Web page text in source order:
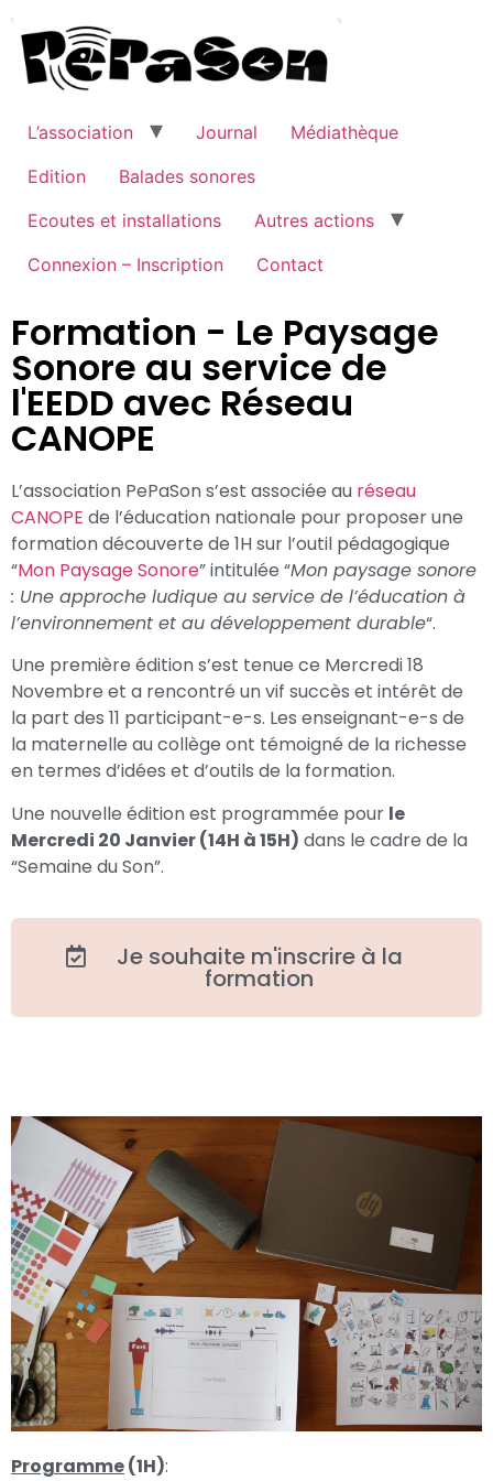
L’association Journal
Médiathèque
Edition
Balades sonores
Ecoutes et installations
Autres actions
Connexion – Inscription
Contact
Formation - Le Paysage
Sonore au service de
l'EEDD avec Réseau
CANOPE
L’association PePaSon s’est associée au réseau
CANOPE de l’éducation nationale pour proposer une
formation découverte de 1H sur l’outil pédagogique
“Mon Paysage Sonore” intitulée “Mon paysage sonore
: Une approche ludique au service de l’éducation à
l’environnement et au développement durable“.
Une première édition s’est tenue ce Mercredi 18
Novembre et a rencontré un vif succès et intérêt de
la part des 11 participant-e-s. Les enseignant-e-s de
la maternelle au collège ont témoigné de la richesse
en termes d’idées et d’outils de la formation.
Une nouvelle édition est programmée pour le
Mercredi 20 Janvier (14H à 15H) dans le cadre de la
“Semaine du Son”.
Je souhaite m'inscrire à la
formation
Programme(1H):